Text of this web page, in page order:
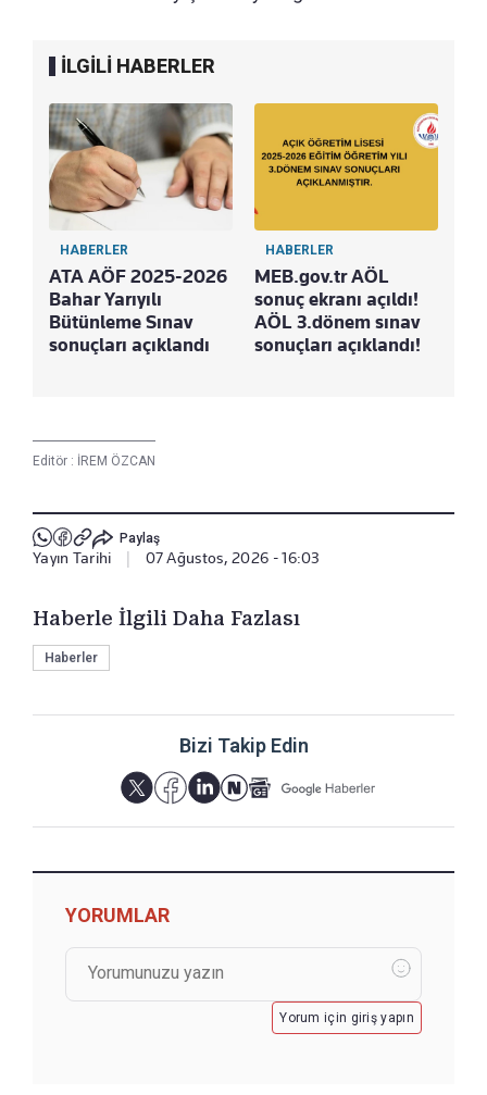
İLGİLİ HABERLER
HABERLER
ATA AÖF 2025-2026
Bahar Yarıyılı
Bütünleme Sınav
sonuçları açıklandı
HABERLER
MEB.gov.tr AÖL
sonuç ekranı açıldı!
AÖL 3.dönem sınav
sonuçları açıklandı!
Editör : İREM ÖZCAN
Paylaş
Yayın Tarihi | 07 Ağustos, 2026 - 16:03
Haberle İlgili Daha Fazlası
Haberler
Bizi Takip Edin
YORUMLAR
Yorum için giriş yapın